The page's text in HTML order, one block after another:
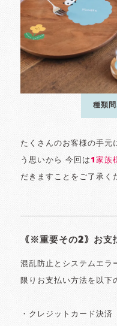
種類
たくさんのお客様の手元
う思いから 今回は 1家族
だきますことをご了承く
｟※重要その2｠お支
混乱防止とシステムエラ
限りお支払い方法を以下
・クレジットカード決済